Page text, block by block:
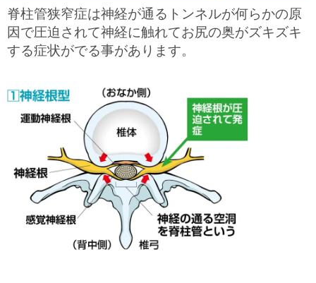
脊柱管狭窄症は神経が通るトンネルが何らかの原
因で圧迫されて神経に触れてお尻の奥がズキズキ
する症状がでる事があります。